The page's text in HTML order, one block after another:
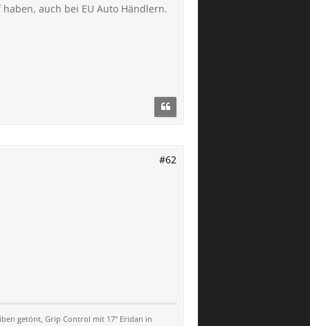
auch bei EU Auto Händlern.
#62
getönt, Grip Control mit 17" Eridan in